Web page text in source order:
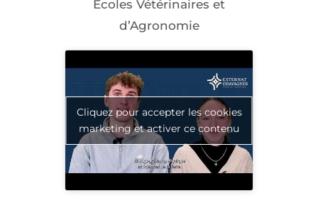
Écoles Vétérinaires et
d’Agronomie
Cliquez pour accepter les cookies
marketing et activer ce contenu